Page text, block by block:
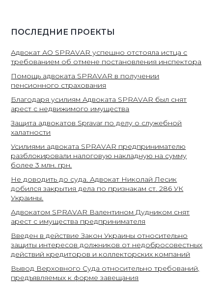
ПОСЛЕДНИЕ ПРОЕКТЫ
Адвокат АО SPRAVAR успешно отстояла истца с
требованием об отмене постановления инспектора
Помощь адвоката SPRAVAR в получении
пенсионного страхования
Благодаря усилиям Адвоката SPRAVAR был снят
арест с недвижимого имущества
Защита адвокатов Spravar по делу о служебной
халатности
Усилиями адвоката SPRAVAR предпринимателю
разблокировали налоговую накладную на сумму
более 3 млн. грн.
Не доводить до суда. Адвокат Николай Лесик
добился закрытия дела по признакам ст. 286 УК
Украины.
Адвокатом SPRAVAR Валентином Дудником снят
арест с имущества предпринимателя
Введен в действие Закон Украины относительно
защиты интересов должников от недобросовестных
действий кредиторов и коллекторских компаний
Вывод Верховного Суда относительно требований,
предъявляемых к форме завещания